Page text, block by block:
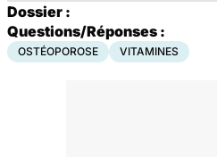
Dossier :
Questions/Réponses :
OSTÉOPOROSE VITAMINES